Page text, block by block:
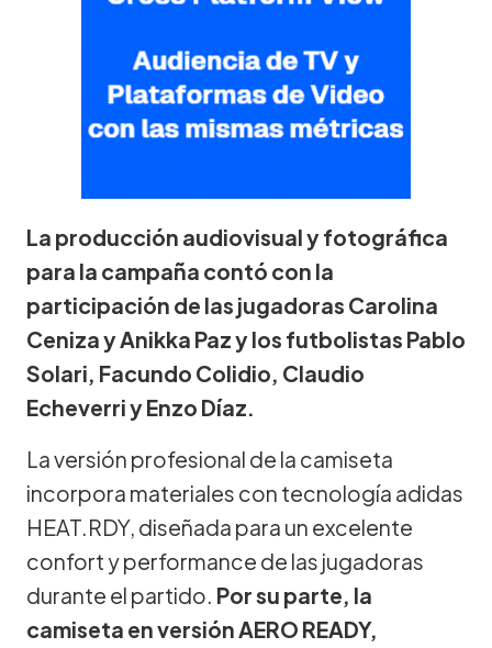
La producción audiovisual y fotográfica
para la campaña contó con la
participación de las jugadoras Carolina
Ceniza y Anikka Paz y los futbolistas Pablo
Solari, Facundo Colidio, Claudio
Echeverri y Enzo Díaz.
La versión profesional de la camiseta
incorpora materiales con tecnología adidas
HEAT.RDY, diseñada para un excelente
confort y performance de las jugadoras
durante el partido. Por su parte, la
camiseta en versión AERO READY,